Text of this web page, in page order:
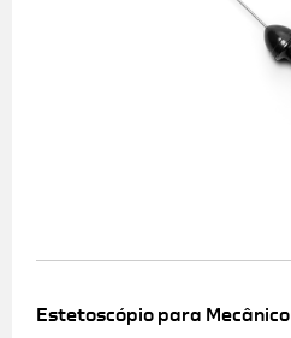
Estetoscópio para Mecânico